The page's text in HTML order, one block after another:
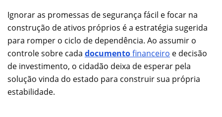
Ignorar as promessas de segurança fácil e focar na
construção de ativos próprios é a estratégia sugerida
para romper o ciclo de dependência. Ao assumir o
controle sobre cada documentofinanceiro e decisão
de investimento, o cidadão deixa de esperar pela
solução vinda do estado para construir sua própria
estabilidade.